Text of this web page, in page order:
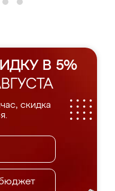
В 5%
скидка